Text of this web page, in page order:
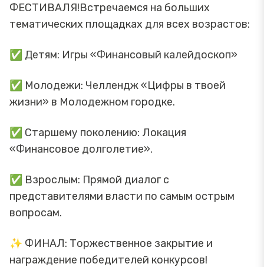
ФЕСТИВАЛЯ!Встречаемся на больших
тематических площадках для всех возрастов:
✅ Детям: Игры «Финансовый калейдоскоп»
✅ Молодежи: Челлендж «Цифры в твоей
жизни» в Молодежном городке.
✅ Старшему поколению: Локация
«Финансовое долголетие».
✅ Взрослым: Прямой диалог с
представителями власти по самым острым
вопросам.
✨ ФИНАЛ: Торжественное закрытие и
награждение победителей конкурсов!